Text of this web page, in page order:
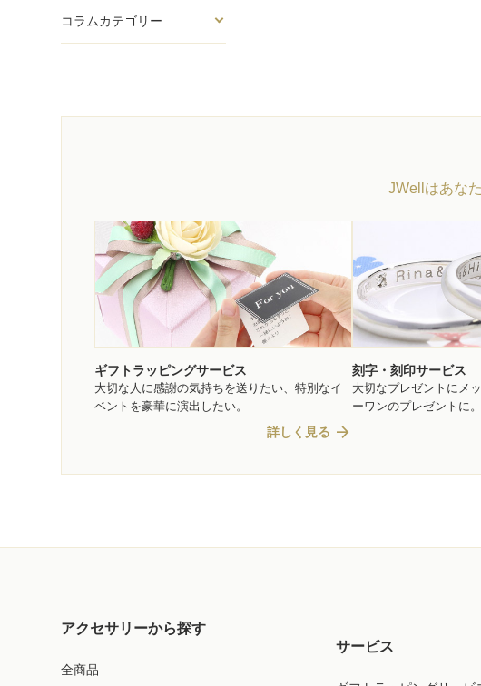
コラムカテゴリー
JWellはあな
ギフトラッピングサービス
大切な人に感謝の気持ちを送りたい、特別なイ
ベントを豪華に演出したい。
詳しく見る arrow_forward
刻字・刻印サービス
大切なプレゼントにメ
ーワンのプレゼントに。
アクセサリーから探す
全商品
サービス